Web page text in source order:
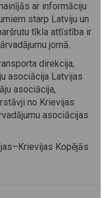
ar informāciju
starp Latviju un
tīkla attīstība ir
jomā.
direkcija,
asociācija Latvijas
asociācija,
no Krievijas
asociācijas
Kopējās